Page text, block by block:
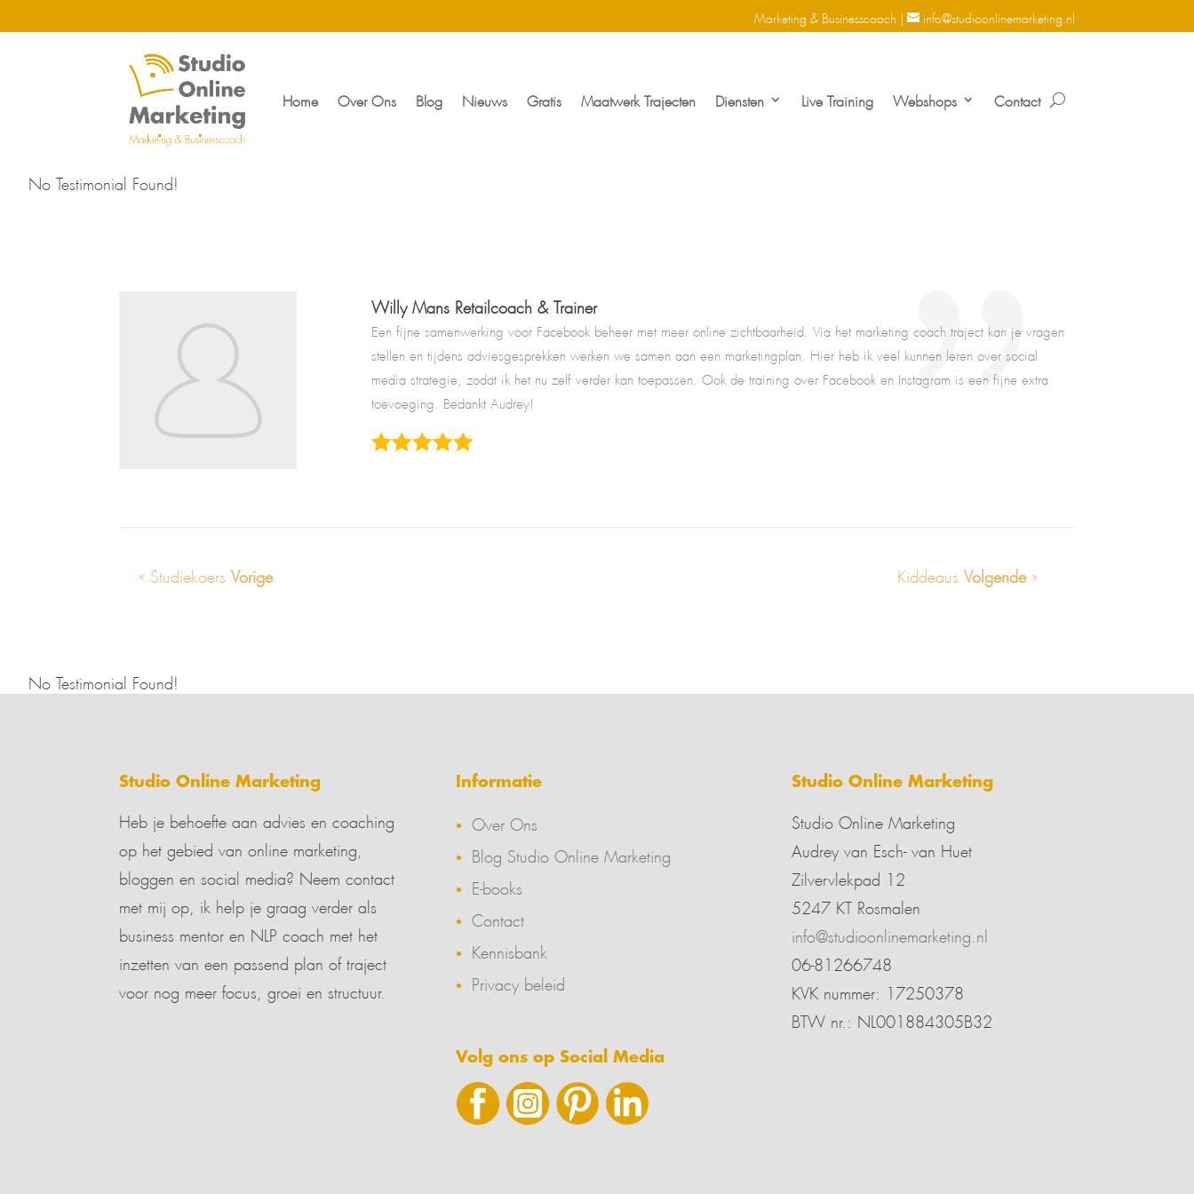
Marketing & Businesscoach | info@studioonlinemarketing.nl
Home Over Ons Blog Nieuws Gratis Maatwerk Trajecten Diensten Live Training Webshops Contact
No Testimonial Found!
Willy Mans Retailcoach & Trainer
Een fijne samenwerking voor Facebook beheer met meer online zichtbaarheid. Via het marketing coach traject kan je vragen
stellen en tijdens adviesgesprekken werken we samen aan een marketingplan. Hier heb ik veel kunnen leren over social
media strategie, zodat ik het nu zelf verder kan toepassen. Ook de training over Facebook en Instagram is een fijne extra
toevoeging. Bedankt Audrey!
« StudiekoersVorige Kiddeaus Volgende»
No Testimonial Found!
Studio Online Marketing
Heb je behoefte aan advies en coaching
op het gebied van online marketing,
bloggen en social media? Neem contact
met mij op, ik help je graag verder als
business mentor en NLP coach met het
inzetten van een passend plan of traject
voor nog meer focus, groei en structuur.
Informatie
Over Ons
Blog Studio Online Marketing
E-books
Contact
Kennisbank
Privacy beleid
Volg ons op Social Media
Studio Online Marketing
Studio Online Marketing
Audrey van Esch- van Huet
Zilvervlekpad 12
5247 KT Rosmalen
info@studioonlinemarketing.nl
06-81266748
KVK nummer: 17250378
BTW nr.: NL001884305B32